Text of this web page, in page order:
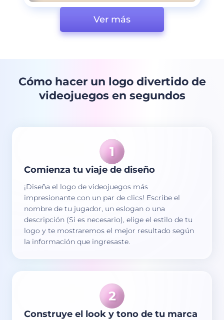
Ver más
Cómo hacer un logo divertido de
videojuegos en segundos
Comienza tu viaje de diseño
¡Diseña el logo de videojuegos más
impresionante con un par de clics! Escribe el
nombre de tu jugador, un eslogan o una
descripción (Si es necesario), elige el estilo de tu
logo y te mostraremos el mejor resultado según
la información que ingresaste.
Construye el look y tono de tu marca